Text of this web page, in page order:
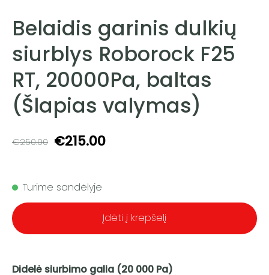
Belaidis garinis dulkių
siurblys Roborock F25
RT, 20000Pa, baltas
(Šlapias valymas)
€250.00 €215.00
Turime sandėlyje
Įdėti į krepšelį
Didelė siurbimo galia (20 000 Pa)